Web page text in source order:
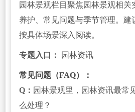
园林景观栏目聚焦园林景观相关
养护、常见问题与季节管理。建
按具体场景深入阅读。
专题入口： 园林资讯
常见问题（FAQ）：
Q： 园林景观里，园林资讯最常
么处理？